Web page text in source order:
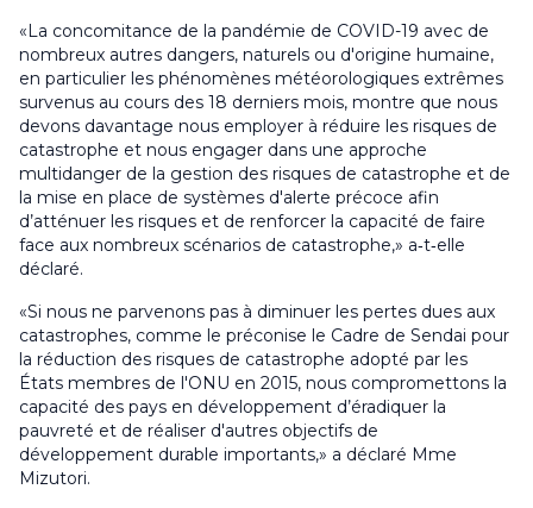
«La concomitance de la pandémie de COVID-19 avec de
nombreux autres dangers, naturels ou d'origine humaine,
en particulier les phénomènes météorologiques extrêmes
survenus au cours des 18 derniers mois, montre que nous
devons davantage nous employer à réduire les risques de
catastrophe et nous engager dans une approche
multidanger de la gestion des risques de catastrophe et de
la mise en place de systèmes d'alerte précoce afin
d’atténuer les risques et de renforcer la capacité de faire
face aux nombreux scénarios de catastrophe,» a‑t‑elle
déclaré.
«Si nous ne parvenons pas à diminuer les pertes dues aux
catastrophes, comme le préconise le Cadre de Sendai pour
la réduction des risques de catastrophe adopté par les
États membres de l'ONU en 2015, nous compromettons la
capacité des pays en développement d’éradiquer la
pauvreté et de réaliser d'autres objectifs de
développement durable importants,» a déclaré Mme
Mizutori.